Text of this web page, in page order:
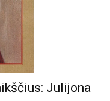
Julijona